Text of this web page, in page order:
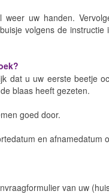
weer uw handen.
volgens de
dat u uw eerste beetje
blaas heeft gezeten.
goed door.
en afnamedatum
van uw